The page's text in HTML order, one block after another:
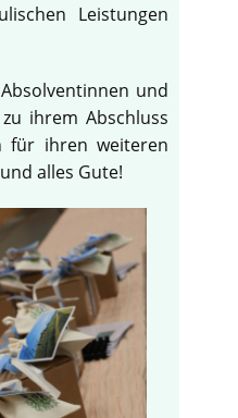
Leistungen
und
ihrem Abschluss
für ihren weiteren
alles Gute!